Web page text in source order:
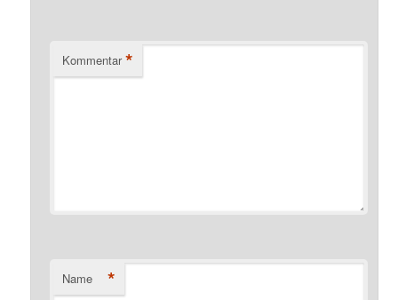
Kommentar *
Name *